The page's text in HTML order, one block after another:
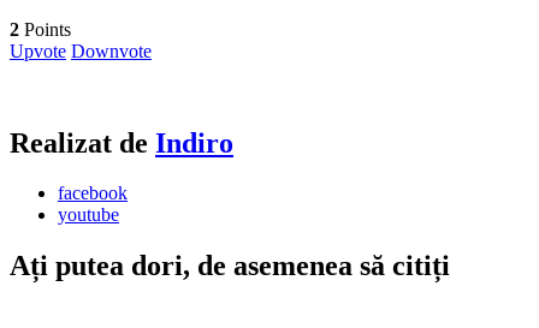
2 Points
Upvote Downvote
Realizat de Indiro
facebook
youtube
Ați putea dori, de asemenea să citiți